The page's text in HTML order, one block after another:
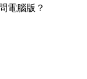
電腦版？